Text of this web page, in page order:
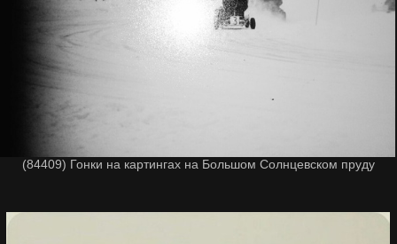
(84409) Гонки на картингах на Большом Солнцевском пруду